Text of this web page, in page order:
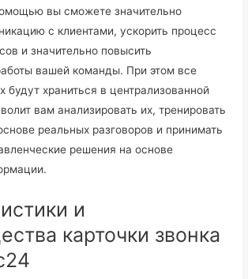
вы сможете значительно
с клиентами, ускорить процесс
и значительно повысить
вашей команды. При этом все
будут храниться в централизованной
вам анализировать их, тренировать
реальных разговоров и принимать
решения на основе
и
карточки звонка